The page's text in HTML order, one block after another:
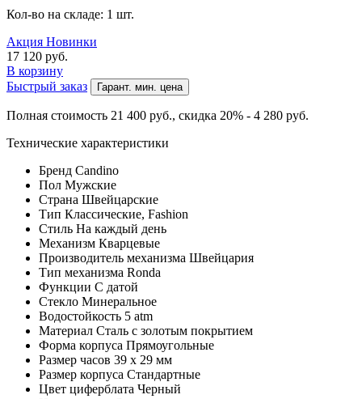
Кол-во на складе: 1 шт.
Акция Новинки
17 120 руб.
В корзину
Быстрый заказ
Гарант. мин. цена
Полная стоимость 21 400 руб., скидка 20% - 4 280 руб.
Технические характеристики
Бренд Candino
Пол Мужские
Страна Швейцарские
Тип Классические, Fashion
Стиль На каждый день
Механизм Кварцевые
Производитель механизма Швейцария
Тип механизма Ronda
Функции С датой
Стекло Минеральное
Водостойкость 5 atm
Материал Сталь с золотым покрытием
Форма корпуса Прямоугольные
Размер часов 39 х 29 мм
Размер корпуса Стандартные
Цвет циферблата Черный